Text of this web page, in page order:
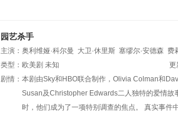
园艺杀手
主演： 奥利维娅·科尔曼 大卫·休里斯 塞缪尔·安德森 费
Anastasia Zabarchuk
类型： 欧美剧 未知
更
剧情： 本剧由Sky和HBO联合制作，Olivia Colman和
Susan及Christopher Edwards二人独特的爱情故
时，他们成为了一项特别调查的焦点。 真实事